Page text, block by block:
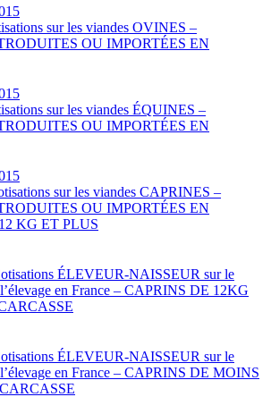
sur les viandes OVINES –
OU IMPORTÉES EN
sur les viandes ÉQUINES –
OU IMPORTÉES EN
sur les viandes CAPRINES –
OU IMPORTÉES EN
KG ET PLUS
ÉLEVEUR-NAISSEUR sur le
en France – CAPRINS DE 12KG
ÉLEVEUR-NAISSEUR sur le
en France – CAPRINS DE MOINS